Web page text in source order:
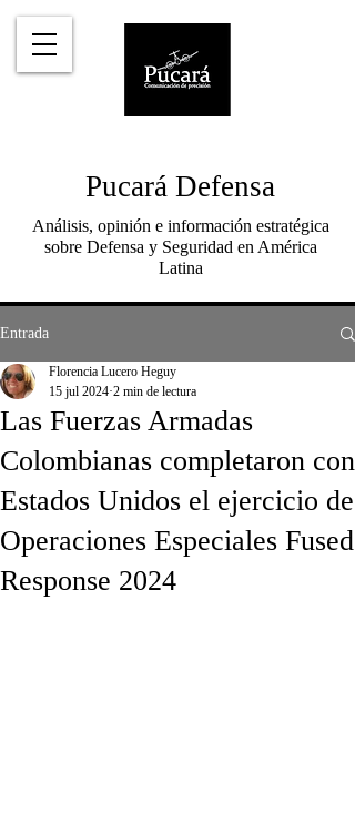
Pucará Defensa
Análisis, opinión e información estratégica
sobre Defensa y Seguridad en América
Latina
Entrada
Las Fuerzas Armadas
Colombianas completaron con
Estados Unidos el ejercicio de
Operaciones Especiales Fused
Response 2024
Florencia Lucero Heguy
15 jul 2024 2 min de lectura